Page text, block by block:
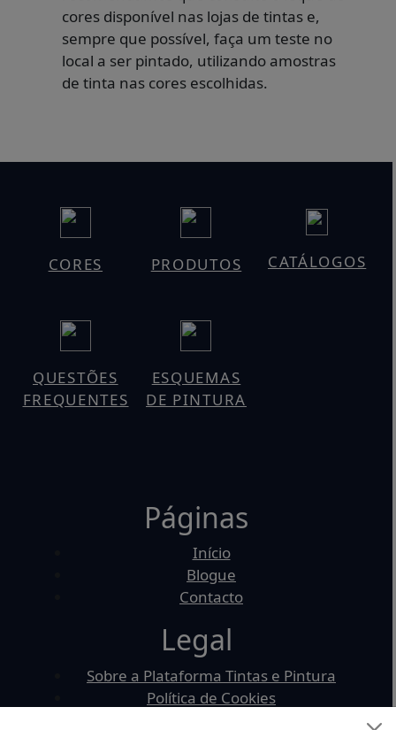
cores disponível nas lojas de tintas e,
sempre que possível, faça um teste no
local a ser pintado, utilizando amostras
de tinta nas cores escolhidas.
CORES PRODUTOS CATÁLOGOS
QUESTÕES
FREQUENTES
ESQUEMAS
DE PINTURA
Páginas
Início
Blogue
Contacto
Legal
Sobre a Plataforma Tintas e Pintura
Política de Cookies